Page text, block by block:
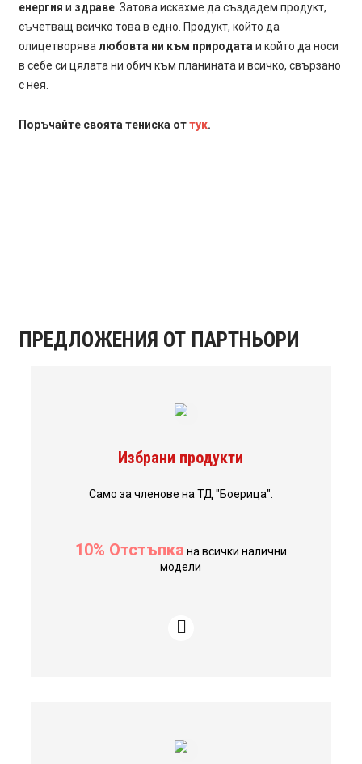
енергия и здраве . Затова искахме да създадем продукт,
съчетващ всичко това в едно. Продукт, който да
олицетворява любовта ни към природата и който да носи
в себе си цялата ни обич към планината и всичко, свързано
с нея.
Поръчайте своята тениска оттук.
ПРЕДЛОЖЕНИЯ ОТ ПАРТНЬОРИ
Избрани продукти
Само за членове на ТД "Боерица".
10% Отстъпка на всички налични
модели